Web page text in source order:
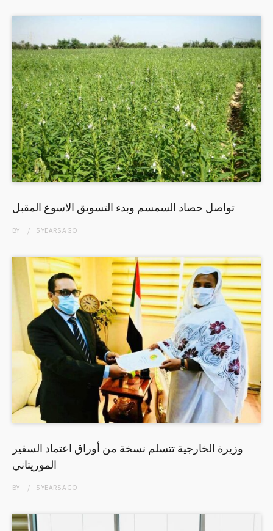
تواصل حصاد السمسم وبدء التسويق الاسوع المقبل
BY 5 YEARSAGO
وزيرة الخارجية تتسلم نسخة من أوراق اعتماد السفير
الموريتاني
BY 5 YEARSAGO